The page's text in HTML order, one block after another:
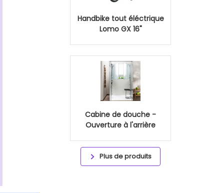
Handbike tout éléctrique
Lomo GX 16"
Cabine de douche -
Ouverture à l'arrière
Plus de produits